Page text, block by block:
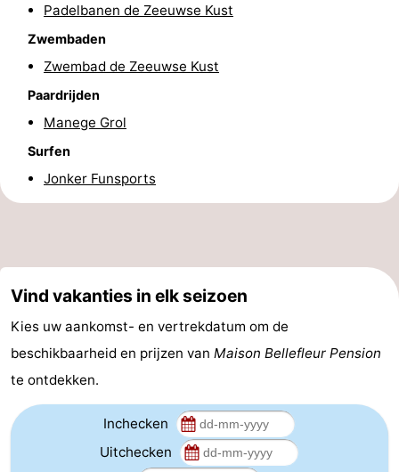
Molens
Uitkijkpunten
Attracties
Speeltuinen
Minigolfbanen
Wellness
&
Steden
Natuur
Rondleidingen
Padelbanen de Zeeuwse Kust
Zwembaden
Zwembad de Zeeuwse Kust
Paardrijden
Manege Grol
Surfen
Jonker Funsports
Vind vakanties in elk seizoen
Kies uw aankomst- en vertrekdatum om de
beschikbaarheid en prijzen van Maison Bellefleur Pension
te ontdekken.
Inchecken
Uitchecken